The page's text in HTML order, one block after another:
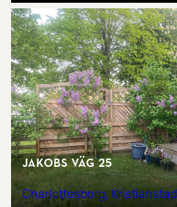
Jakobs väg 25
Charlottesborg, Kristianstad